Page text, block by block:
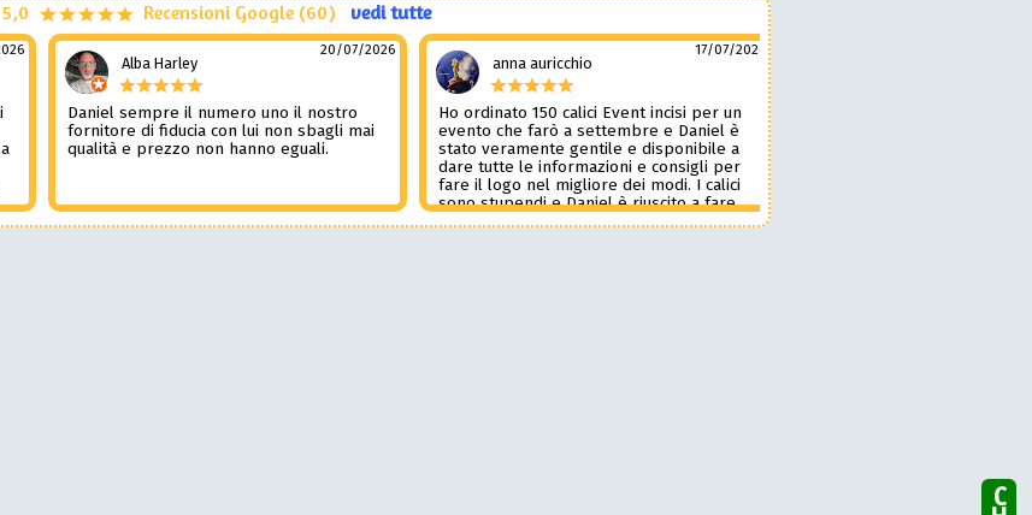
5,0 Recensioni Google (60) vedi tutte
Alba Harley
20/07/2026
Daniel sempre il numero uno il nostro
fornitore di fiducia con lui non sbagli mai
qualità e prezzo non hanno eguali.
anna auricchio
17/07/2026
Ho ordinato 150 calici Event incisi per un
evento che farò a settembre e Daniel è
stato veramente gentile e disponibile a
dare tutte le informazioni e consigli per
fare il logo nel migliore dei modi. I calici
sono stupendi e Daniel è riuscito a fare
tutto in pochissimi giorni accontentandomi.